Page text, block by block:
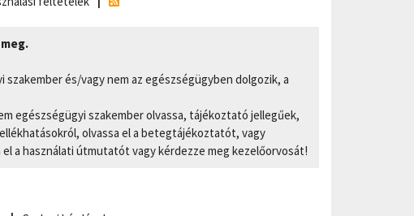
és/vagy nem az egészségügyben dolgozik, a
egészségügyi szakember olvassa, tájékoztató jellegűek,
olvassa el a betegtájékoztatót, vagy
a használati útmutatót vagy kérdezze meg kezelőorvosát!